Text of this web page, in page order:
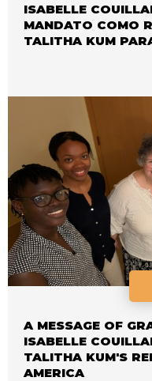
ISABELLE
MANDATO COMO
TALITHA KUM
A MESSAGE OF
ISABELLE
TALITHA KUM'S
AMERICA